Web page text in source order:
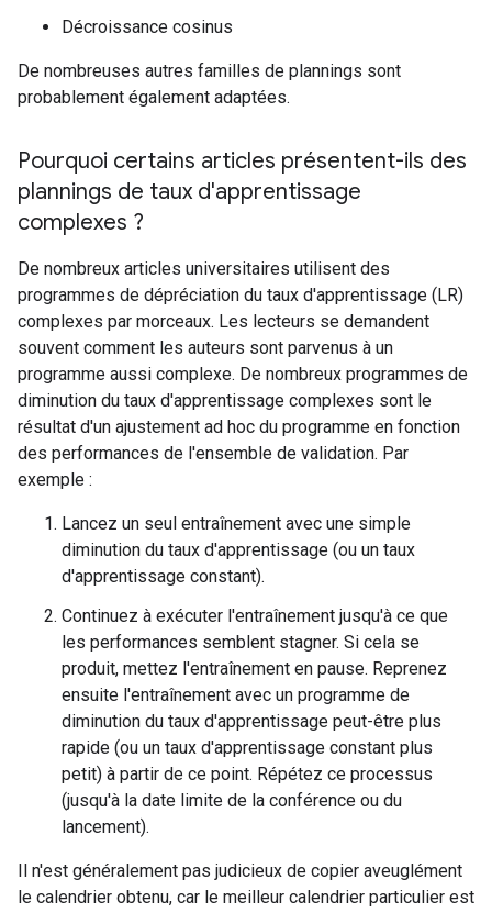
Décroissance cosinus
De nombreuses autres familles de plannings sont
probablement également adaptées.
Pourquoi certains articles présentent-ils des
plannings de taux d'apprentissage
complexes ?
De nombreux articles universitaires utilisent des
programmes de dépréciation du taux d'apprentissage (LR)
complexes par morceaux. Les lecteurs se demandent
souvent comment les auteurs sont parvenus à un
programme aussi complexe. De nombreux programmes de
diminution du taux d'apprentissage complexes sont le
résultat d'un ajustement ad hoc du programme en fonction
des performances de l'ensemble de validation. Par
exemple :
Lancez un seul entraînement avec une simple
diminution du taux d'apprentissage (ou un taux
d'apprentissage constant).
Continuez à exécuter l'entraînement jusqu'à ce que
les performances semblent stagner. Si cela se
produit, mettez l'entraînement en pause. Reprenez
ensuite l'entraînement avec un programme de
diminution du taux d'apprentissage peut-être plus
rapide (ou un taux d'apprentissage constant plus
petit) à partir de ce point. Répétez ce processus
(jusqu'à la date limite de la conférence ou du
lancement).
Il n'est généralement pas judicieux de copier aveuglément
le calendrier obtenu, car le meilleur calendrier particulier est